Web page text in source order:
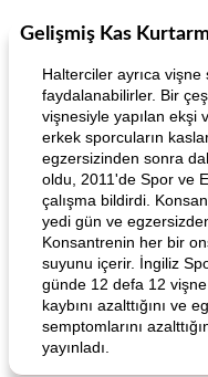
65
Boneless Chicken Recipes
Curry Chicken Dinner
Gelişmiş Kas
Halterciler ayrıca
faydalanabilirler. Bir
vişnesiyle yapılan ekşi
erkek sporcuların
egzersizinden sonra
oldu, 2011'de Spor ve
çalışma bildirdi.
yedi gün ve
Konsantrenin her bir
suyunu içerir. İngiliz
günde 12 defa 12
kaybını azalttığını ve
semptomlarını
yayınladı.